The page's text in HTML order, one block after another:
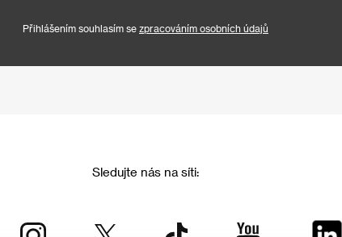
Přihlášením souhlasím se zpracováním osobních údajů
Sledujte nás na síti: